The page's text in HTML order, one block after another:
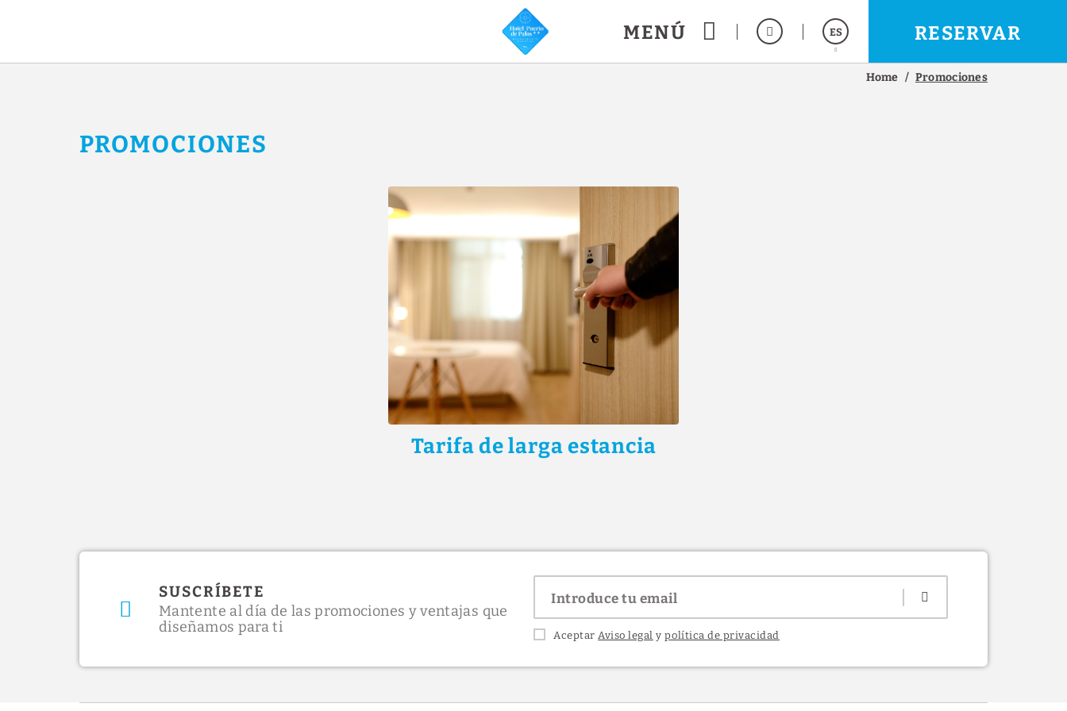
MENÚ ES RESERVAR
Promociones del Hotel Puerto de Palos en Palos de la Frontera. Web Oficial.
Home Promociones
PROMOCIONES
Tarifa de larga estancia
SUSCRÍBETE
Mantente al día de las promociones y ventajas que
diseñamos para ti
AceptarAviso legal ypolítica de privacidad